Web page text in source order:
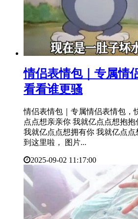
情侣表情包｜专属情
看看谁更骚
情侣表情包｜专属情侣表情包，
点点想亲亲你 我就亿点点想抱
我就亿点点想拥有你 我就亿点
到这里啦， 图片...
2025-09-02 11:17:00